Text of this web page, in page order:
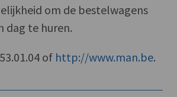
om de bestelwagens
dag te huren.
of http://www.man.be.